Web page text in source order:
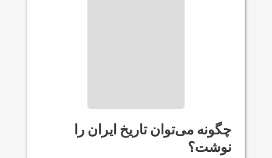
چگونه می‌توان تاریخ ایران را
نوشت؟